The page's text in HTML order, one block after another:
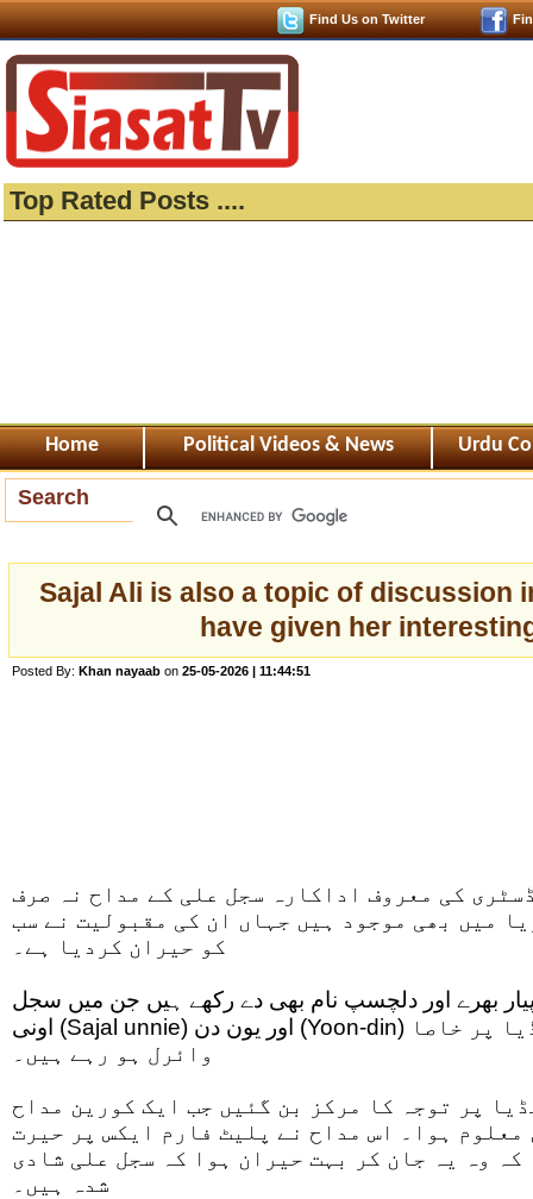
Find Us on Twitter
Top Rated Posts ....
Home Political Videos & News Urdu
Search
Sajal Ali is also a topic of discussion
have given her
Posted By: Khan nayaab on 25-05-2026 | 11:44:51
کی معروف اداکارہ سجل علی کے مداح نہ صرف
میں بھی موجود ہیں جہاں ان کی مقبولیت نے سب
کو حیران کردیا ہے۔
پیار بھرے اور دلچسپ نام بھی دے رکھے ہیں جن میں سجل
اونی (Sajal unnie) اور یون دن (Yoon-din) شامل ہیں جو سوشل میڈیا پر خاصا
وائرل ہو رہے ہیں۔
پر توجہ کا مرکز بن گئیں جب ایک کورین مداح
ہوا۔ اس مداح نے پلیٹ فارم ایکس پر حیرت
وہ یہ جان کر بہت حیران ہوا کہ سجل علی شادی
شدہ ہیں۔